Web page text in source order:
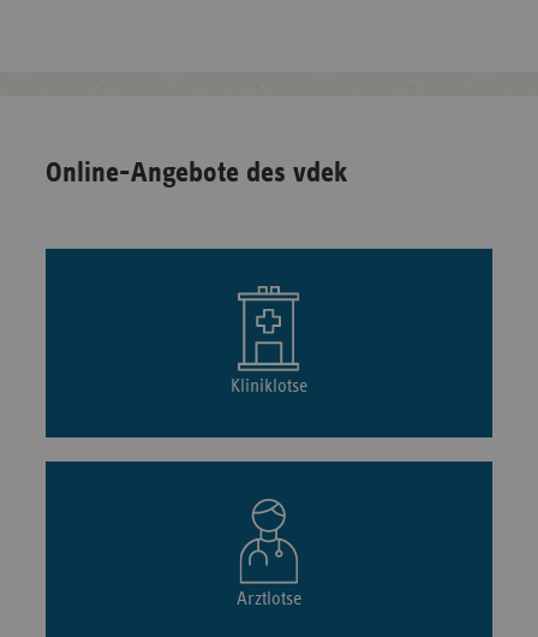
Online-Angebote des vdek
Kliniklotse
Arztlotse